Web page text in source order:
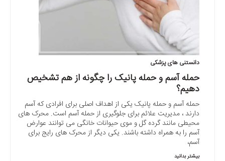
دانستنی های پزشکی
حمله آسم و حمله پانیک را چگونه از هم تشخیص
دهیم؟
حمله آسم و حمله پانیک یکی از اهداف اصلی برای افرادی که آسم
دارند ، مدیریت علائم برای جلوگیری از حمله آسم است. محرک های
محیطی مانند گرده گل و موی حیوانات خانگی می توانند عوارض
آسم را به همراه داشته باشند. یکی دیگر از محرک های رایج برای
آسم،
بیشتر بدانید